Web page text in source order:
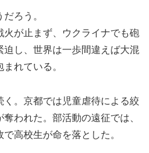
ろう。
火が止まず、ウクライナでも砲
し、世界は一歩間違えば大混
れている。
く。京都では児童虐待による絞
われた。部活動の遠征では、
高校生が命を落とした。